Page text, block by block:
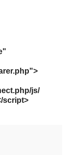
js/
script>